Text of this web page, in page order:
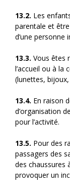
13.2. Les
parentale et
d’une personne
13.3. Vous êtes
l’accueil ou à la
(lunettes,
13.4. En raison
d’organisation
pour l’activité.
13.5. Pour des
passagers des
des chaussures
provoquer un